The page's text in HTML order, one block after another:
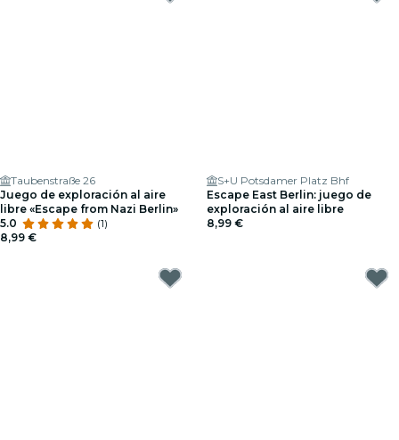
Taubenstraße 26
Juego de exploración al aire
libre «Escape from Nazi Berlin»
5.0
(1)
8,99 €
S+U Potsdamer Platz Bhf
Escape East Berlin: juego de
exploración al aire libre
8,99 €